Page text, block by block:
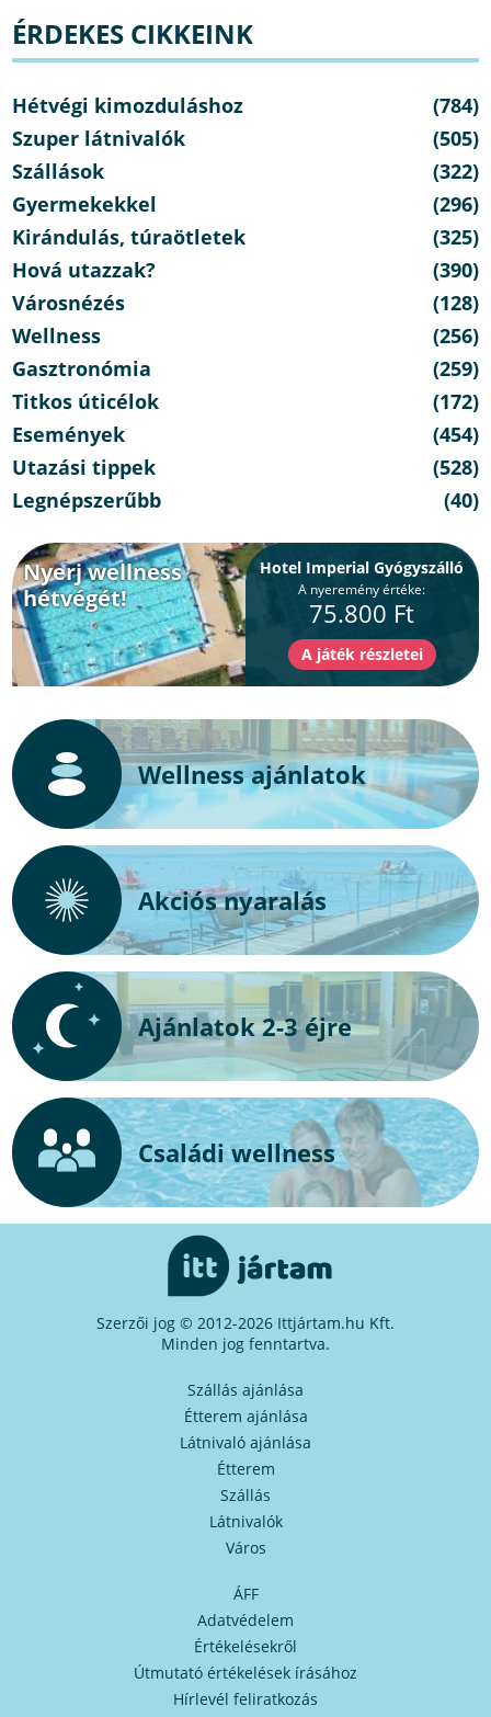
ÉRDEKES CIKKEINK
Hétvégi kimozduláshoz
(784)
Szuper látnivalók
(505)
Szállások
(322)
Gyermekekkel
(296)
Kirándulás, túraötletek
(325)
Hová utazzak?
(390)
Városnézés
(128)
Wellness
(256)
Gasztronómia
(259)
Titkos úticélok
(172)
Események
(454)
Utazási tippek
(528)
Legnépszerűbb
(40)
Nyerj wellness
hétvégét!
Hotel Imperial Gyógyszálló
A nyeremény értéke:
75.800 Ft
Wellness ajánlatok
Akciós nyaralás
Ajánlatok 2-3 éjre
Családi wellness
Szerzői jog © 2012-2026 Ittjártam.hu Kft.
Minden jog fenntartva.
Szállás ajánlása
Étterem ajánlása
Látnivaló ajánlása
Étterem
Szállás
Látnivalók
Város
ÁFF
Adatvédelem
Értékelésekről
Útmutató értékelések írásához
Hírlevél feliratkozás